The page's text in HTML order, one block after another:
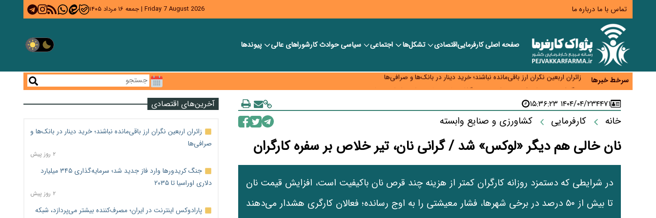
تماس با ما درباره ما Friday 7 August 2026
| جمعه ۱۶ مرداد ۱۴۰۵
صفحه اصلیکارفرماییاقتصادی تشکل‌ها اجتماعی سیاسیحوادث کارشورا‎های عالی پیوندها
سرخط خبرها
همایش و مسابقه نذری ماه صفر برگزار شد
زائران اربعین نگران ارز باقی‌مانده نباشند؛ خرید دینار در بانک‌ها و صرافی‌ها
جنگ کریدورها وارد فاز جدید شد؛ سرمایه‌گذاری ۳۴۵ میلیارد دلاری اوراسیا تا ۲۰۳۵
تأمین سرمایه در گردش بدون خلق نقدینگی؛ نقش جدید سیاست‌های مالیاتی در حمایت از تولید
۴۴۷۱۱۴۰۴/۰۴/۲۳ ۱۵:۳۶:۲۳
خانه کارفرمایی کشاورزی و صنایع وابسته
نان خالی هم دیگر «لوکس» شد / گرانی نان، تیر خلاص بر سفره کارگران
در شرایطی که دستمزد روزانه کارگران کمتر از هزینه چند قرص نان باکیفیت است، افزایش قیمت نان
تا بیش از ۵۰ درصد در برخی شهرها، فشار معیشتی را به اوج رسانده؛ فعالان کارگری هشدار می‌دهند
آخرین‌های اقتصادی
زائران اربعین نگران ارز باقی‌مانده نباشند؛ خرید دینار در بانک‌ها و
صرافی‌ها
۲ روز پیش
جنگ کریدورها وارد فاز جدید شد؛ سرمایه‌گذاری ۳۴۵ میلیارد
دلاری اوراسیا تا ۲۰۳۵
۲ روز پیش
پارادوکس اینترنت در ایران؛ مصرف‌کننده بیشتر می‌پردازد، شبکه